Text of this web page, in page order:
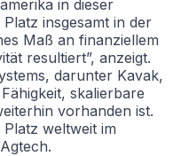
in dieser
insgesamt in der
Maß an finanziellem
resultiert”, anzeigt.
darunter Kavak,
skalierbare
vorhanden ist.
weltweit im